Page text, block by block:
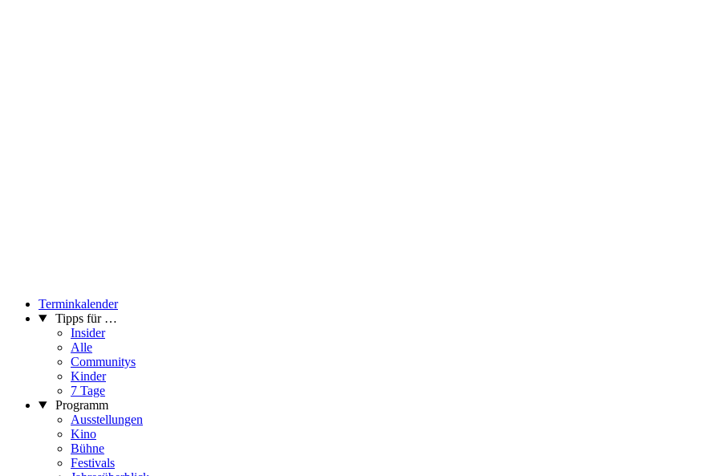
Terminkalender
Tipps für …
Insider
Alle
Communitys
Kinder
7 Tage
Programm
Ausstellungen
Kino
Bühne
Festivals